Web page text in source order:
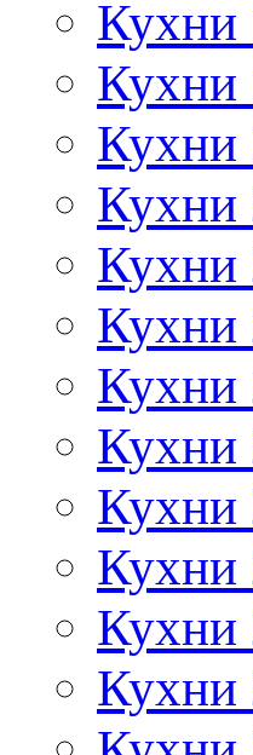
Кухни
Кухни
Кухни
Кухни
Кухни
Кухни
Кухни
Кухни
Кухни
Кухни
Кухни
Кухни